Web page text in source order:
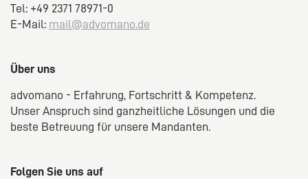
Tel: +49 2371 78971-0
E-Mail: mail@advomano.de
Über uns
advomano - Erfahrung, Fortschritt & Kompetenz.
Unser Anspruch sind ganzheitliche Lösungen und die
beste Betreuung für unsere Mandanten.
Folgen Sie uns auf